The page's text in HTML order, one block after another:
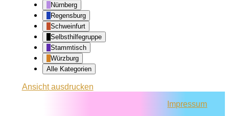
Nürnberg
Regensburg
Schweinfurt
Selbsthilfegruppe
Stammtisch
Würzburg
Alle Kategorien
Ansichtausdrucken
Impressum